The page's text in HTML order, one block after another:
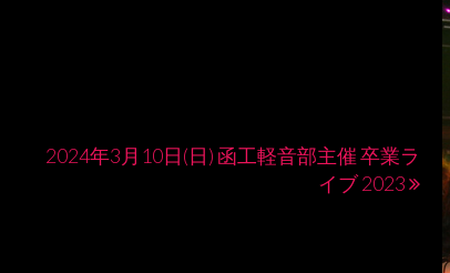
2024年3月10日(日) 函工軽音部主催 卒業ラ
イブ 2023